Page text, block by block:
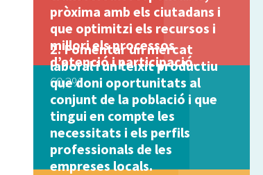
pròxima amb els ciutadans i
que optimitzi els recursos i
millori els processos
d’atenció i participació.
60,2%
Fomentar un mercat
laboral i un teixit productiu
que doni oportunitats al
conjunt de la població i que
tingui en compte les
necessitats i els perfils
professionals de les
empreses locals.